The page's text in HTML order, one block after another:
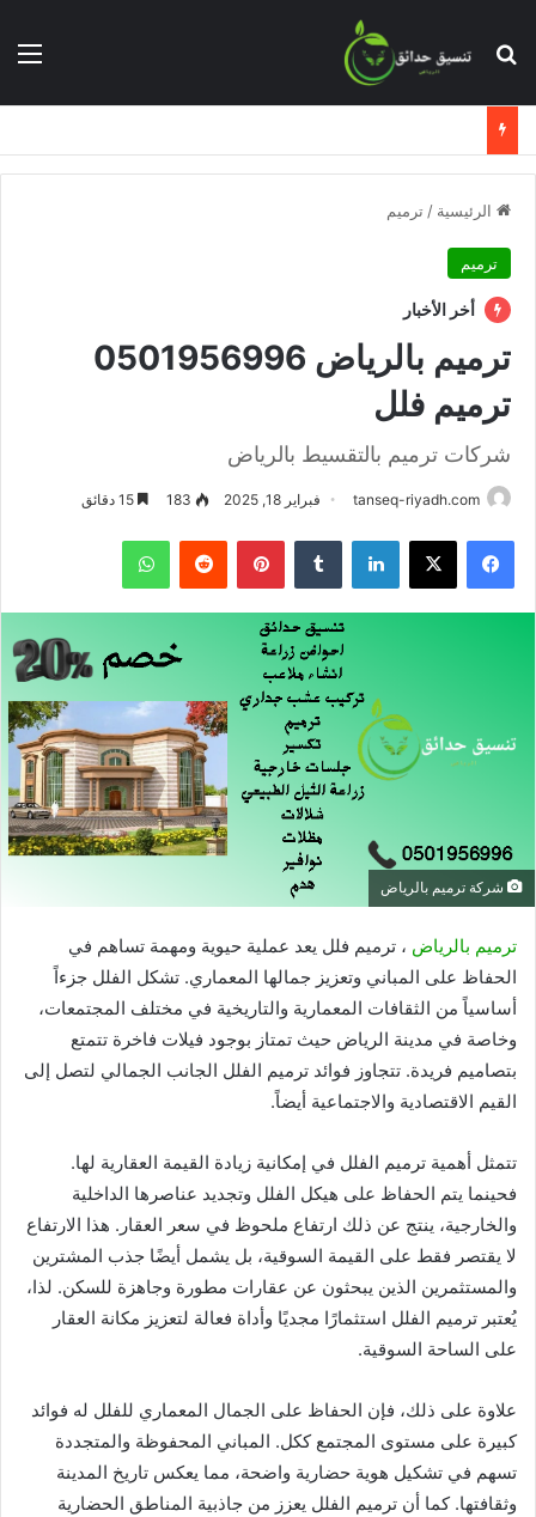
بحث عن
الرئيسية / ترميم
ترميم
أخر الأخبار
ترميم بالرياض 0501956996
ترميم فلل
شركات ترميم بالتقسيط بالرياض
tanseq-riyadh.com فبراير 18, 2025 183
فيسبوك X لينكدإن بينتيريست واتساب
شركة ترميم بالرياض
ترميم بالرياض ، ترميم فلل يعد عملية حيوية ومهمة تساهم في
الحفاظ على المباني وتعزيز جمالها المعماري. تشكل الفلل جزءاً
أساسياً من الثقافات المعمارية والتاريخية في مختلف المجتمعات،
وخاصة في مدينة الرياض حيث تمتاز بوجود فيلات فاخرة تتمتع
بتصاميم فريدة. تتجاوز فوائد ترميم الفلل الجانب الجمالي لتصل إلى
القيم الاقتصادية والاجتماعية أيضاً.
تتمثل أهمية ترميم الفلل في إمكانية زيادة القيمة العقارية لها.
فحينما يتم الحفاظ على هيكل الفلل وتجديد عناصرها الداخلية
والخارجية، ينتج عن ذلك ارتفاع ملحوظ في سعر العقار. هذا الارتفاع
لا يقتصر فقط على القيمة السوقية، بل يشمل أيضًا جذب المشترين
والمستثمرين الذين يبحثون عن عقارات مطورة وجاهزة للسكن. لذا،
يُعتبر ترميم الفلل استثمارًا مجديًا وأداة فعالة لتعزيز مكانة العقار
على الساحة السوقية.
علاوة على ذلك، فإن الحفاظ على الجمال المعماري للفلل له فوائد
كبيرة على مستوى المجتمع ككل. المباني المحفوظة والمتجددة
تسهم في تشكيل هوية حضارية واضحة، مما يعكس تاريخ المدينة
وثقافتها. كما أن ترميم الفلل يعزز من جاذبية المناطق الحضارية